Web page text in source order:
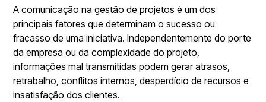
A comunicação na gestão de projetos é um dos
principais fatores que determinam o sucesso ou
fracasso de uma iniciativa. Independentemente do porte
da empresa ou da complexidade do projeto,
informações mal transmitidas podem gerar atrasos,
retrabalho, conflitos internos, desperdício de recursos e
insatisfação dos clientes.